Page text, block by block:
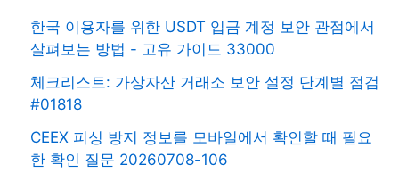
한국 이용자를 위한 USDT 입금 계정 보안 관점에서
살펴보는 방법 - 고유 가이드 33000
체크리스트: 가상자산 거래소 보안 설정 단계별 점검
#01818
CEEX 피싱 방지 정보를 모바일에서 확인할 때 필요
한 확인 질문 20260708-106